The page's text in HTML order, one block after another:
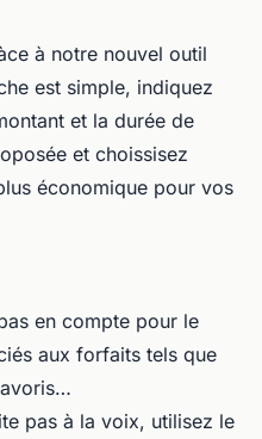
à notre nouvel outil
est simple, indiquez
et la durée de
et choissisez
économique pour vos
en compte pour le
aux forfaits tels que
pas à la voix, utilisez le